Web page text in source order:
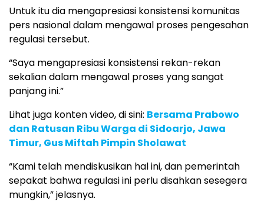
Untuk itu dia mengapresiasi konsistensi komunitas
pers nasional dalam mengawal proses pengesahan
regulasi tersebut.
“Saya mengapresiasi konsistensi rekan-rekan
sekalian dalam mengawal proses yang sangat
panjang ini.”
Lihat juga konten video, di sini: Bersama Prabowo
dan Ratusan Ribu Warga di Sidoarjo, Jawa
Timur, Gus Miftah Pimpin Sholawat
“Kami telah mendiskusikan hal ini, dan pemerintah
sepakat bahwa regulasi ini perlu disahkan sesegera
mungkin,” jelasnya.